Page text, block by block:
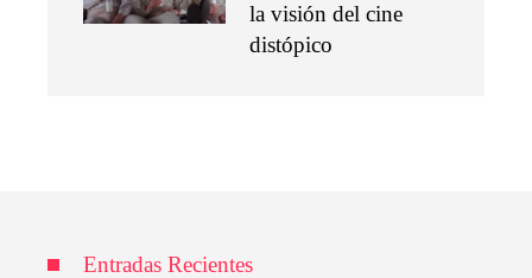
la visión del cine
distópico
Entradas Recientes